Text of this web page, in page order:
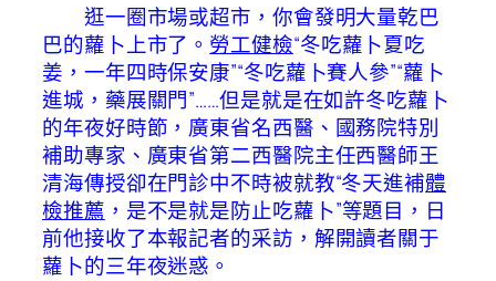
逛一圈市場或超市，你會發明大量乾巴
巴的蘿卜上市了。 勞工健檢“冬吃蘿卜夏吃
姜，一年四時保安康”“冬吃蘿卜賽人參”“蘿卜
進城，藥展關門”……但是就是在如許冬吃蘿卜
的年夜好時節，廣東省名西醫、國務院特別
補助專家、廣東省第二西醫院主任西醫師王
清海傳授卻在門診中不時被就教“冬天進補體
檢推薦 ，是不是就是防止吃蘿卜”等題目，日
前他接收了本報記者的采訪，解開讀者關于
蘿卜的三年夜迷惑。